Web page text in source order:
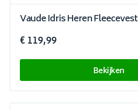
Vaude Idris Heren Fleecevest
€ 119,99
Bekijken